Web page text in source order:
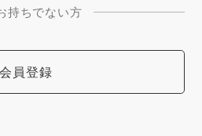
持ちでない方
会員登録